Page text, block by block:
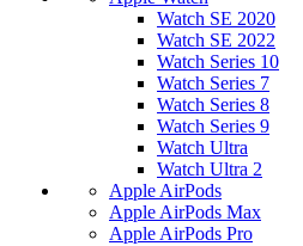
Watch SE 2020
Watch SE 2022
Watch Series 10
Watch Series 7
Watch Series 8
Watch Series 9
Watch Ultra
Watch Ultra 2
Apple AirPods
Apple AirPods Max
Apple AirPods Pro